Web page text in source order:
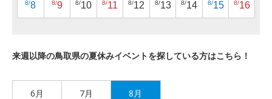
8/8 8/9 8/10 8/11 8/12 8/13 8/14 8/15 8/16
来週以降の鳥取県の夏休みイベントを探している方はこちら！
6月 7月 8月